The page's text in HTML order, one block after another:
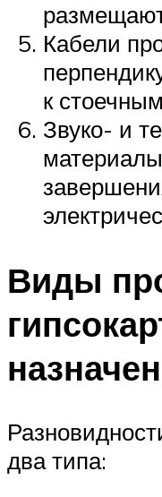
Кабели
к
Звуко- и
Виды
два типа: